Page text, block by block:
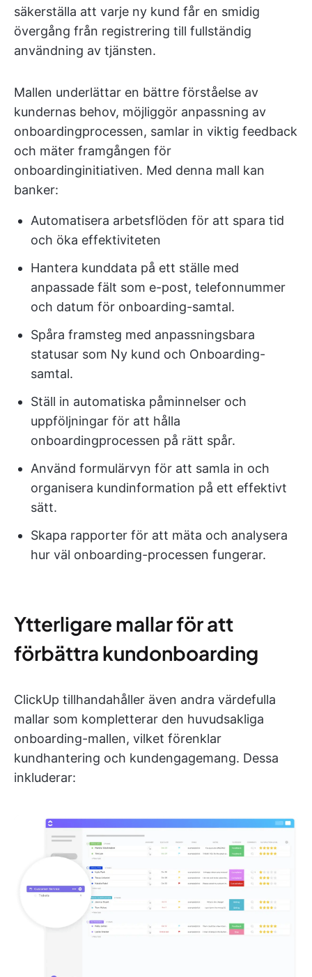
säkerställa att varje ny kund får en smidig
övergång från registrering till fullständig
användning av tjänsten.
Mallen underlättar en bättre förståelse av
kundernas behov, möjliggör anpassning av
onboardingprocessen, samlar in viktig feedback
och mäter framgången för
onboardinginitiativen. Med denna mall kan
banker:
Automatisera arbetsflöden för att spara tid
och öka effektiviteten
Hantera kunddata på ett ställe med
anpassade fält som e-post, telefonnummer
och datum för onboarding-samtal.
Spåra framsteg med anpassningsbara
statusar som Ny kund och Onboarding-
samtal.
Ställ in automatiska påminnelser och
uppföljningar för att hålla
onboardingprocessen på rätt spår.
Använd formulärvyn för att samla in och
organisera kundinformation på ett effektivt
sätt.
Skapa rapporter för att mäta och analysera
hur väl onboarding-processen fungerar.
Ytterligare mallar för att
förbättra kundonboarding
ClickUp tillhandahåller även andra värdefulla
mallar som kompletterar den huvudsakliga
onboarding-mallen, vilket förenklar
kundhantering och kundengagemang. Dessa
inkluderar: